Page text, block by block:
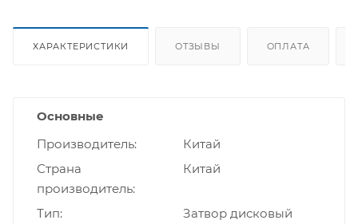
ХАРАКТЕРИСТИКИ ОТЗЫВЫ ОПЛАТА
Основные
Производитель
Китай
Страна
производитель
Китай
Тип
Затвор дисковый